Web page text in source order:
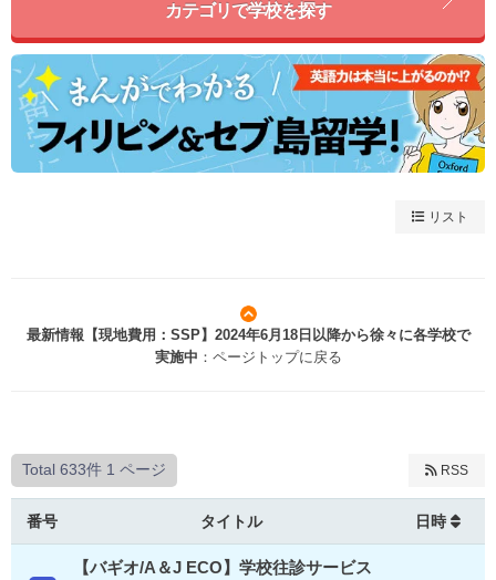
カテゴリで学校を探す
リスト
最新情報【現地費用：SSP】2024年6月18日以降から徐々に各学校で
実施中 ：ページトップに戻る
Total 633件 1 ページ RSS
番号 タイトル 日時
【バギオ/A＆J ECO】学校往診サービス